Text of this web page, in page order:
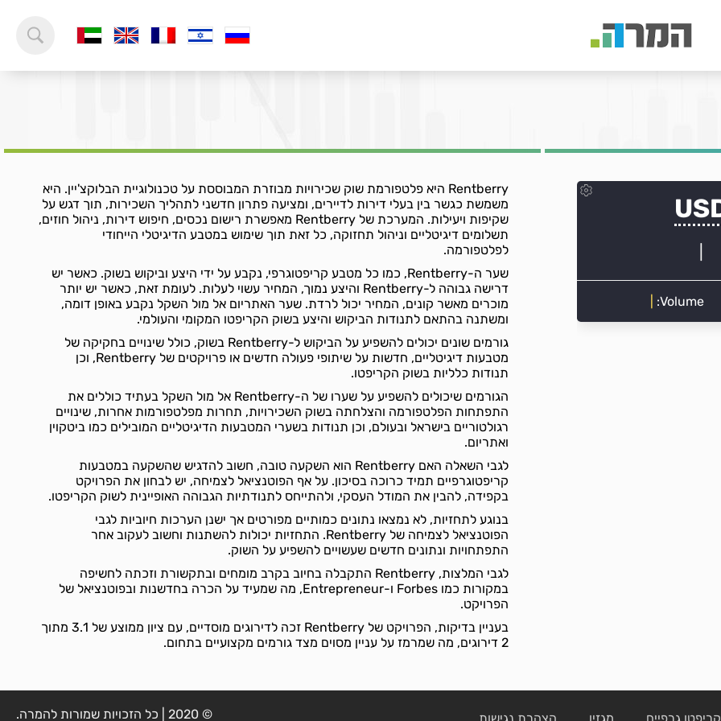
Rentberry היא פלטפורמת שוק שכירויות מבוזרת המבוססת על טכנולוגיית הבלוקצ'יין. היא
משמשת כגשר בין בעלי דירות לדיירים, ומציעה פתרון חדשני לתהליך השכירות, תוך דגש על
שקיפות ויעילות. המערכת של Rentberry מאפשרת רישום נכסים, חיפוש דירות, ניהול חוזים,
תשלומים דיגיטליים וניהול תחזוקה, כל זאת תוך שימוש במטבע הדיגיטלי הייחודי
לפלטפורמה.
שער ה-Rentberry, כמו כל מטבע קריפטוגרפי, נקבע על ידי היצע וביקוש בשוק. כאשר יש
דרישה גבוהה ל-Rentberry והיצע נמוך, המחיר עשוי לעלות. לעומת זאת, כאשר יש יותר
מוכרים מאשר קונים, המחיר יכול לרדת. שער האתריום אל מול השקל נקבע באופן דומה,
ומשתנה בהתאם לתנודות הביקוש והיצע בשוק הקריפטו המקומי והעולמי.
גורמים שונים יכולים להשפיע על הביקוש ל-Rentberry בשוק, כולל שינויים בחקיקה של
מטבעות דיגיטליים, חדשות על שיתופי פעולה חדשים או פרויקטים של Rentberry, וכן
תנודות כלליות בשוק הקריפטו.
הגורמים שיכולים להשפיע על שערו של ה-Rentberry אל מול השקל בעתיד כוללים את
התפתחות הפלטפורמה והצלחתה בשוק השכירויות, תחרות מפלטפורמות אחרות, שינויים
רגולטוריים בישראל ובעולם, וכן תנודות בשערי המטבעות הדיגיטליים המובילים כמו ביטקוין
ואתריום.
לגבי השאלה האם Rentberry הוא השקעה טובה, חשוב להדגיש שהשקעה במטבעות
קריפטוגרפיים תמיד כרוכה בסיכון. על אף הפוטנציאל לצמיחה, יש לבחון את הפרויקט
בקפידה, להבין את המודל העסקי, ולהתייחס לתנודתיות הגבוהה האופיינית לשוק הקריפטו.
בנוגע לתחזיות, לא נמצאו נתונים כמותיים מפורטים אך ישנן הערכות חיוביות לגבי
הפוטנציאל לצמיחה של Rentberry. התחזיות יכולות להשתנות וחשוב לעקוב אחר
התפתחויות ונתונים חדשים שעשויים להשפיע על השוק.
לגבי המלצות, Rentberry התקבלה בחיוב בקרב מומחים ובתקשורת וזכתה לחשיפה
במקורות כמו Forbes ו-Entrepreneur, מה שמעיד על הכרה בחדשנות ובפוטנציאל של
הפרויקט.
בעניין בדיקות, הפרויקט של Rentberry זכה לדירוגים מוסדיים, עם ציון ממוצע של 3.1 מתוך
2 דירוגים, מה שמרמז על עניין מסוים מצד גורמים מקצועיים בתחום.
© 2020 | כל הזכויות שמורות להמרה.